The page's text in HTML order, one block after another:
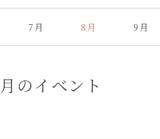
7月 8月 9月
のイベント